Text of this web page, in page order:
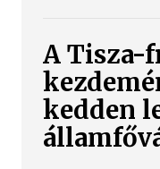
A Tisza-
kedden